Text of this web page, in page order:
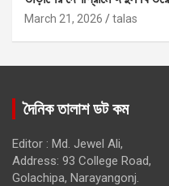
March 21, 2026 talas
দৈনিক তালাশ ডট কম
Editor : Md. Jewel Ali,
Address: 93 College Road,
Golachipa, Narayangonj.